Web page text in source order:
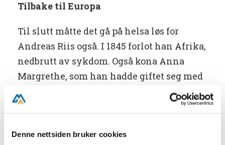
Denne nettsiden bruker cookies
Tilbake til Europa
Til slutt måtte det gå på helsa løs for
Andreas Riis også. I 1845 forlot han Afrika,
nedbrutt av sykdom. Også kona Anna
Margrethe, som han hadde giftet seg med
på misjonsmarken, var syk. Hun døde
under overfarten til Europa.
Nå var det attpåtil oppstått